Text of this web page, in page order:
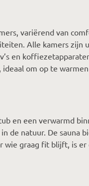
variërend van
Alle kamers zijn
en
om op te
en een verwarmd
de natuur. De sauna
wie graag fit blijft, is er